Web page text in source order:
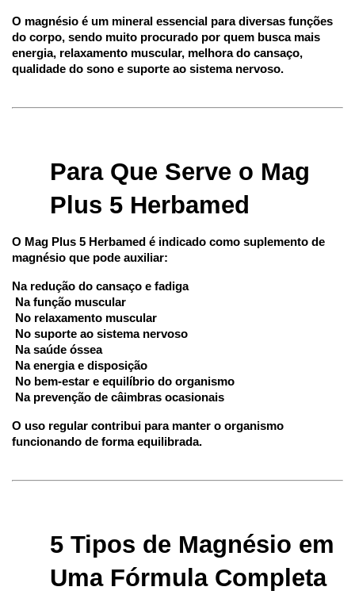
O magnésio é um mineral essencial para diversas funções
do corpo, sendo muito procurado por quem busca mais
energia, relaxamento muscular, melhora do cansaço,
qualidade do sono e suporte ao sistema nervoso.
Para Que Serve o Mag
Plus 5 Herbamed
O Mag Plus 5 Herbamed é indicado como suplemento de
magnésio que pode auxiliar:
Na redução do cansaço e fadiga
Na função muscular
No relaxamento muscular
No suporte ao sistema nervoso
Na saúde óssea
Na energia e disposição
No bem-estar e equilíbrio do organismo
Na prevenção de câimbras ocasionais
O uso regular contribui para manter o organismo
funcionando de forma equilibrada.
5 Tipos de Magnésio em
Uma Fórmula Completa